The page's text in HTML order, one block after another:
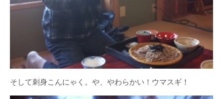
そして刺身こんにゃく。や、やわらかい！ウマスギ！